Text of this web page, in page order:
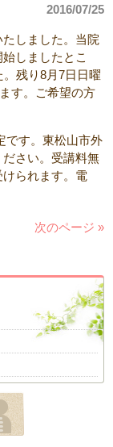
2016/07/25
しました。当院
しましたとこ
残り8月7日日曜
す。ご希望の方
です。東松山市外
さい。受講料無
られます。電
次のページ »